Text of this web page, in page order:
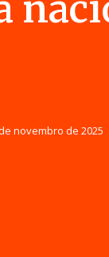
novembro de 2025